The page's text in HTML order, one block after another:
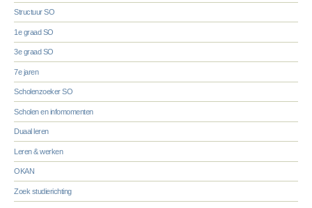
Structuur SO
1e graad SO
3e graad SO
7e jaren
Scholenzoeker SO
Scholen en infomomenten
Duaal leren
Leren & werken
OKAN
Zoek studierichting